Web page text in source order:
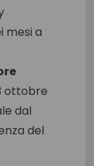
mesi a
ottobre
dal
del